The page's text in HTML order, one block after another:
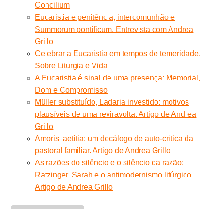
Concilium
Eucaristia e penitência, intercomunhão e
Summorum pontificum. Entrevista com Andrea
Grillo
Celebrar a Eucaristia em tempos de temeridade.
Sobre Liturgia e Vida
A Eucaristia é sinal de uma presença: Memorial,
Dom e Compromisso
Müller substituído, Ladaria investido: motivos
plausíveis de uma reviravolta. Artigo de Andrea
Grillo
Amoris laetitia: um decálogo de auto-crítica da
pastoral familiar. Artigo de Andrea Grillo
As razões do silêncio e o silêncio da razão:
Ratzinger, Sarah e o antimodernismo litúrgico.
Artigo de Andrea Grillo